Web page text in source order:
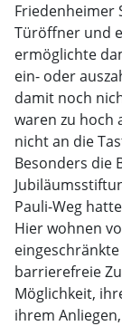
Friedenheimer
Türöffner und
ermöglichte
ein- oder
damit noch
waren zu hoch
nicht an die
Besonders die
Pauli-Weg
Hier wohnen
barrierefreie
Möglichkeit,
ihrem